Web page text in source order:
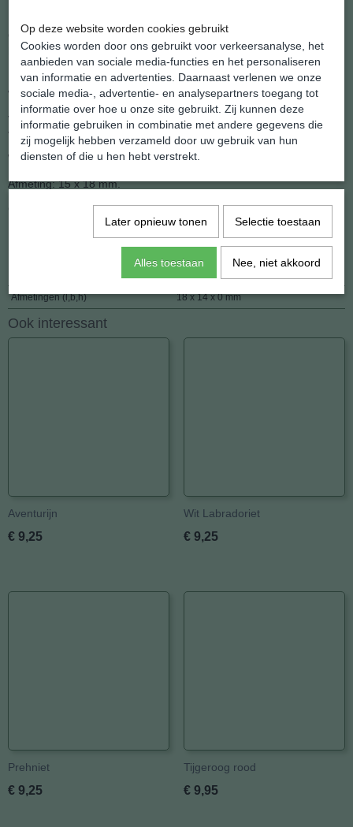
Onderdeel van onze collectie eerlijke 100% Natuurlijke edelsteen
hangers.
De stenen zijn getrommeld en ingeboord voor een hangeroogje,
wat ook de reden is dat elke hanger kan afwijken
ven de foto qua kleur, vorm of tekening. De natuur is niet in een
vormpje te persen.
We leveren al onze hangers af met een zilveren kettinkje
Afmeting: 15 x 18 mm.
Afmetingen (l,b,h) 18 x 14 x 0 mm
Ook interessant
Aventurijn
€ 9,25
Wit Labradoriet
€ 9,25
Prehniet
€ 9,25
Tijgeroog rood
€ 9,95
Op deze website worden cookies gebruikt
Cookies worden door ons gebruikt voor verkeersanalyse, het
aanbieden van sociale media-functies en het personaliseren
van informatie en advertenties. Daarnaast verlenen we onze
sociale media-, advertentie- en analysepartners toegang tot
informatie over hoe u onze site gebruikt. Zij kunnen deze
informatie gebruiken in combinatie met andere gegevens die
zij mogelijk hebben verzameld door uw gebruik van hun
diensten of die u hen hebt verstrekt.
Later opnieuw tonen Selectie toestaan
Alles toestaan Nee, niet akkoord